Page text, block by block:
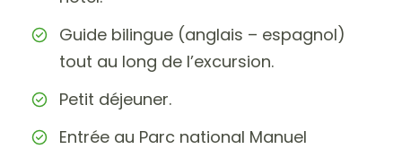
Guide bilingue (anglais – espagnol)
tout au long de l’excursion.
Petit déjeuner.
Entrée au Parc national Manuel